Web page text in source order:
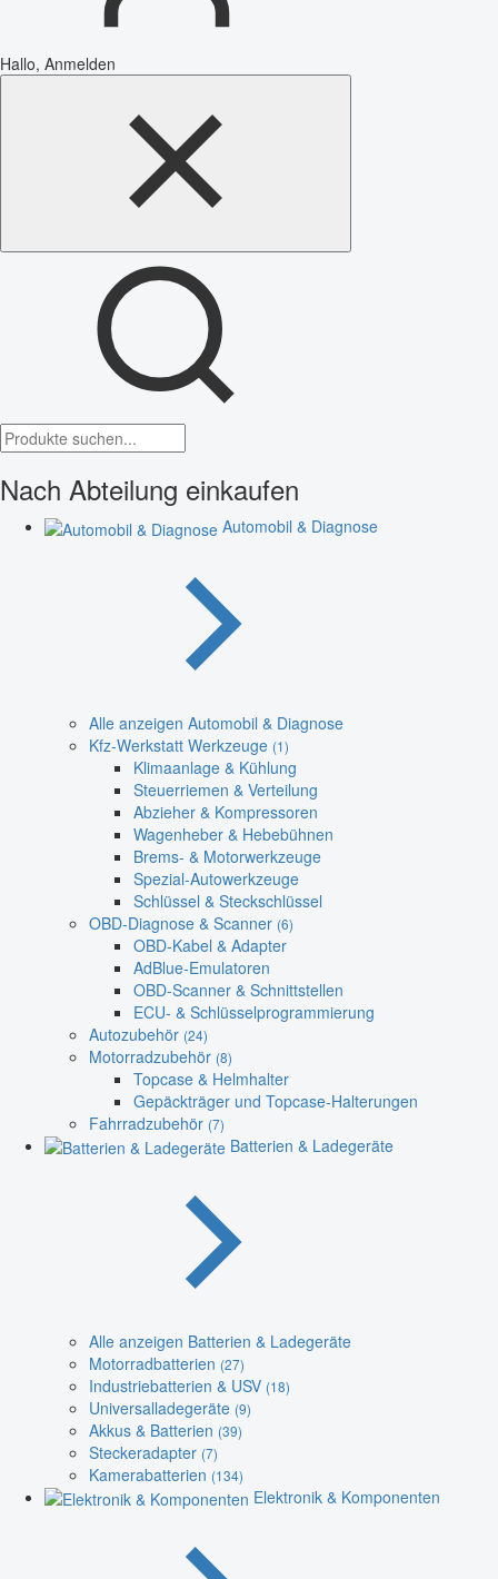
Hallo, Anmelden
Nach Abteilung einkaufen
Automobil & Diagnose
Alle anzeigen Automobil & Diagnose
Kfz-Werkstatt Werkzeuge (1)
Klimaanlage & Kühlung
Steuerriemen & Verteilung
Abzieher & Kompressoren
Wagenheber & Hebebühnen
Brems- & Motorwerkzeuge
Spezial-Autowerkzeuge
Schlüssel & Steckschlüssel
OBD-Diagnose & Scanner (6)
OBD-Kabel & Adapter
AdBlue-Emulatoren
OBD-Scanner & Schnittstellen
ECU- & Schlüsselprogrammierung
Autozubehör (24)
Motorradzubehör (8)
Topcase & Helmhalter
Gepäckträger und Topcase-Halterungen
Fahrradzubehör (7)
Batterien & Ladegeräte
Alle anzeigen Batterien & Ladegeräte
Motorradbatterien (27)
Industriebatterien & USV (18)
Universalladegeräte (9)
Akkus & Batterien (39)
Steckeradapter (7)
Kamerabatterien (134)
Elektronik & Komponenten